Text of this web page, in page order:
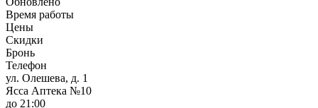
Время работы
Цены
Скидки
Бронь
Телефон
ул. Олешева, д. 1
Ясса Аптека №10
до 21:00